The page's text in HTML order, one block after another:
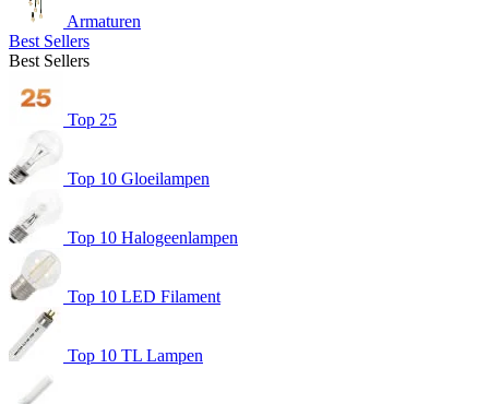
Armaturen
Best Sellers
Best Sellers
Top 25
Top 10 Gloeilampen
Top 10 Halogeenlampen
Top 10 LED Filament
Top 10 TL Lampen